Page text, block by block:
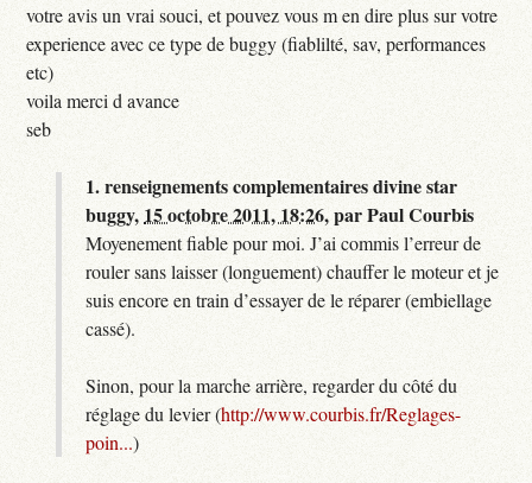
votre avis un vrai souci, et pouvez vous m en dire plus sur votre
experience avec ce type de buggy (fiablilté, sav, performances
etc)
voila merci d avance
seb
1.renseignements complementaires divine star
buggy, 15 octobre 2011, 18:26,parPaul Courbis
Moyenement fiable pour moi. J’ai commis l’erreur de
rouler sans laisser (longuement) chauffer le moteur et je
suis encore en train d’essayer de le réparer (embiellage
cassé).
Sinon, pour la marche arrière, regarder du côté du
réglage du levier (http://www.courbis.fr/Reglages-
poin...)